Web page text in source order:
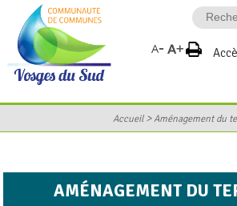
Accueil>Aménagement du
AMÉNAGEMENT DU